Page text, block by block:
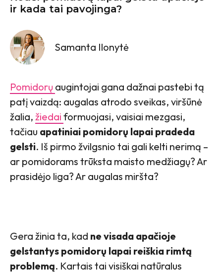
ir kada tai pavojinga?
Samanta Ilonytė
Pomidorų augintojai gana dažnai pastebi tą
patį vaizdą: augalas atrodo sveikas, viršūnė
žalia, žiedai formuojasi, vaisiai mezgasi,
tačiau apatiniai pomidorų lapai pradeda
gelsti. Iš pirmo žvilgsnio tai gali kelti nerimą –
ar pomidorams trūksta maisto medžiagų? Ar
prasidėjo liga? Ar augalas miršta?
Gera žinia ta, kad ne visada apačioje
gelstantys pomidorų lapai reiškia rimtą
problemą. Kartais tai visiškai natūralus